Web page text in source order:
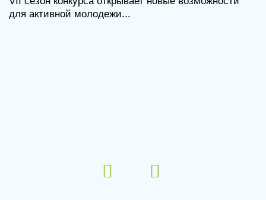
для активной молодежи...